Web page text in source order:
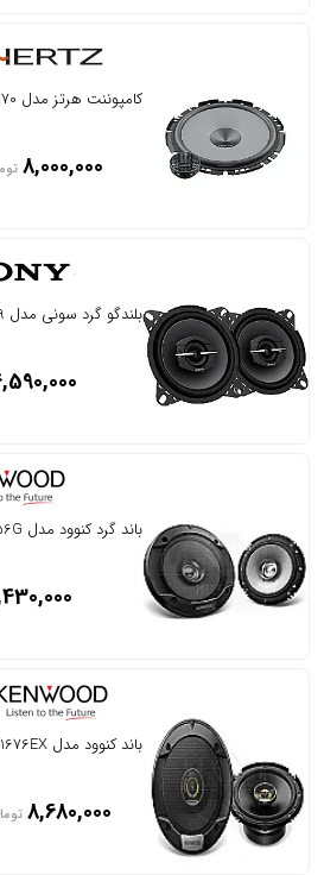
کامپوننت هرتز مدل Hertz K170
8,000,000
بلندگو گرد سونی مدل Sony XS-GTF1339
باند گرد کنوود مدل Kenwood KFC-S1656G
باند کنوود مدل KFC-S1676EX
8,680,000